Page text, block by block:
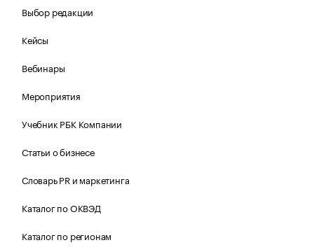
Выбор редакции
Кейсы
Вебинары
Мероприятия
Учебник РБК Компании
Статьи о бизнесе
Словарь PR и маркетинга
Каталог по ОКВЭД
Каталог по регионам